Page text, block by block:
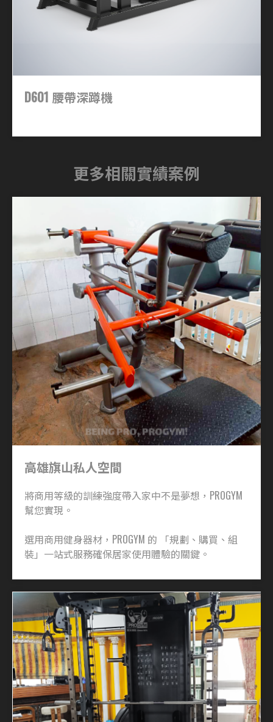
D601 腰帶深蹲機
更多相關實績案例
高雄旗山私人空間
將商用等級的訓練強度帶入家中不是夢想，PROGYM
幫您實現。
選用商用健身器材，PROGYM 的 「規劃、購買、組
裝」一站式服務確保居家使用體驗的關鍵。